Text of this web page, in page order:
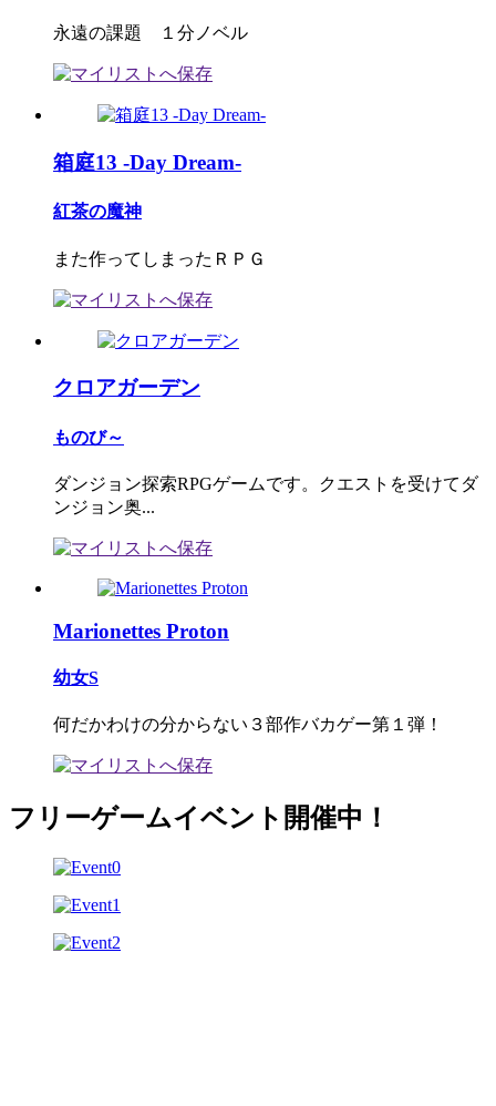
永遠の課題 １分ノベル
箱庭13 -Day Dream-
紅茶の魔神
また作ってしまったＲＰＧ
クロアガーデン
ものび～
ダンジョン探索RPGゲームです。クエストを受けてダ
ンジョン奥...
Marionettes Proton
幼女S
何だかわけの分からない３部作バカゲー第１弾！
フリーゲームイベント開催中！